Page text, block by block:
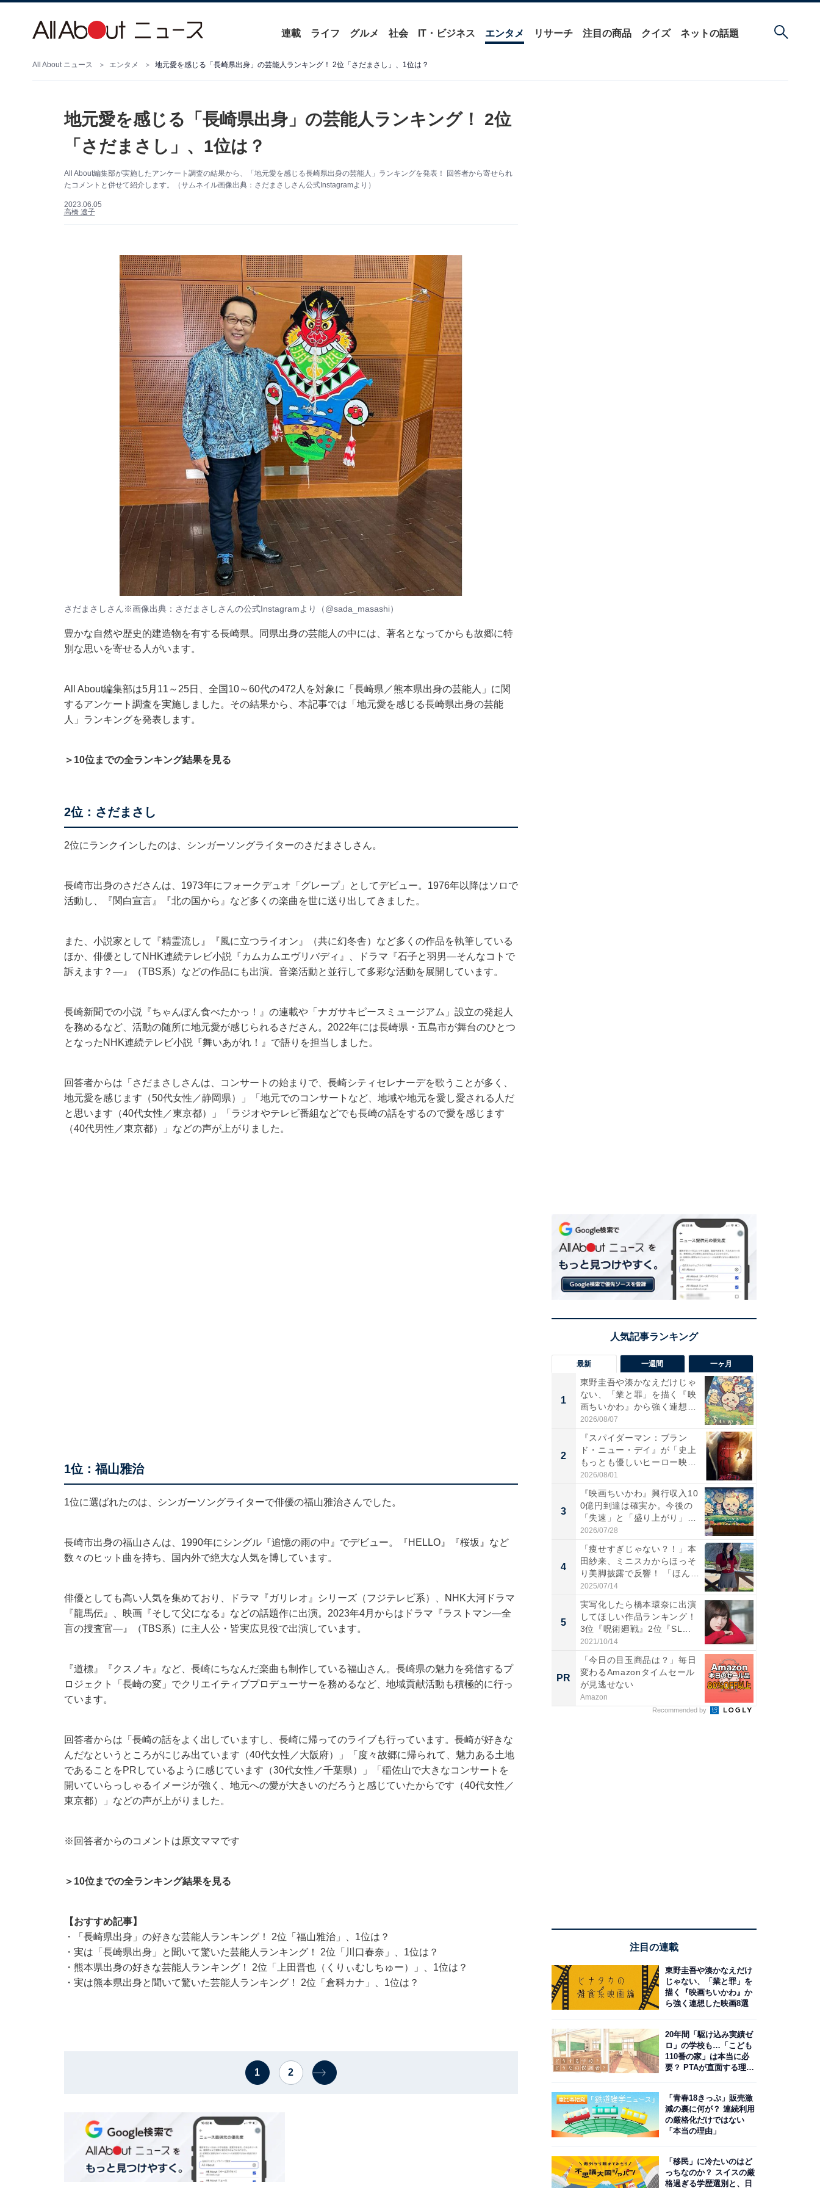
連載 ライフ グルメ 社会 IT・ビジネス エンタメ リサーチ 注目の商品 クイズ ネットの話題
All About ニュース エンタメ 地元愛を感じる「長崎県出身」の芸能人ランキング！ 2位「さだまさし」、1位は？
地元愛を感じる「長崎県出身」の芸能人ランキング！ 2位
「さだまさし」、1位は？
All About編集部が実施したアンケート調査の結果から、「地元愛を感じる長崎県出身の芸能人」ランキングを発表！ 回答者から寄せられ
たコメントと併せて紹介します。（サムネイル画像出典：さだまさしさん公式Instagramより）
2023.06.05
高橋 遼子
さだまさしさん※画像出典：さだまさしさんの公式Instagramより（@sada_masashi）
豊かな自然や歴史的建造物を有する長崎県。同県出身の芸能人の中には、著名となってからも故郷に特
別な思いを寄せる人がいます。
All About編集部は5月11～25日、全国10～60代の472人を対象に「長崎県／熊本県出身の芸能人」に関
するアンケート調査を実施しました。その結果から、本記事では「地元愛を感じる長崎県出身の芸能
人」ランキングを発表します。
＞10位までの全ランキング結果を見る
2位：さだまさし
2位にランクインしたのは、シンガーソングライターのさだまさしさん。
長崎市出身のさださんは、1973年にフォークデュオ「グレープ」としてデビュー。1976年以降はソロで
活動し、『関白宣言』『北の国から』など多くの楽曲を世に送り出してきました。
また、小説家として『精霊流し』『風に立つライオン』（共に幻冬舎）など多くの作品を執筆している
ほか、俳優としてNHK連続テレビ小説『カムカムエヴリバディ』、ドラマ『石子と羽男―そんなコトで
訴えます？―』（TBS系）などの作品にも出演。音楽活動と並行して多彩な活動を展開しています。
長崎新聞での小説『ちゃんぽん食べたかっ！』の連載や「ナガサキピースミュージアム」設立の発起人
を務めるなど、活動の随所に地元愛が感じられるさださん。2022年には長崎県・五島市が舞台のひとつ
となったNHK連続テレビ小説『舞いあがれ！』で語りを担当しました。
回答者からは「さだまさしさんは、コンサートの始まりで、長崎シティセレナーデを歌うことが多く、
地元愛を感じます（50代女性／静岡県）」「地元でのコンサートなど、地域や地元を愛し愛される人だ
と思います（40代女性／東京都）」「ラジオやテレビ番組などでも長崎の話をするので愛を感じます
（40代男性／東京都）」などの声が上がりました。
1位：福山雅治
1位に選ばれたのは、シンガーソングライターで俳優の福山雅治さんでした。
長崎市出身の福山さんは、1990年にシングル『追憶の雨の中』でデビュー。『HELLO』『桜坂』など
数々のヒット曲を持ち、国内外で絶大な人気を博しています。
俳優としても高い人気を集めており、ドラマ『ガリレオ』シリーズ（フジテレビ系）、NHK大河ドラマ
『龍馬伝』、映画『そして父になる』などの話題作に出演。2023年4月からはドラマ『ラストマン―全
盲の捜査官―』（TBS系）に主人公・皆実広見役で出演しています。
『道標』『クスノキ』など、長崎にちなんだ楽曲も制作している福山さん。長崎県の魅力を発信するプ
ロジェクト「長崎の変」でクリエイティブプロデューサーを務めるなど、地域貢献活動も積極的に行っ
ています。
回答者からは「長崎の話をよく出していますし、長崎に帰ってのライブも行っています。長崎が好きな
んだなというところがにじみ出ています（40代女性／大阪府）」「度々故郷に帰られて、魅力ある土地
であることをPRしているように感じています（30代女性／千葉県）」「稲佐山で大きなコンサートを
開いていらっしゃるイメージが強く、地元への愛が大きいのだろうと感じていたからです（40代女性／
東京都）」などの声が上がりました。
※回答者からのコメントは原文ママです
＞10位までの全ランキング結果を見る
【おすすめ記事】
・
「長崎県出身」の好きな芸能人ランキング！ 2位「福山雅治」、1位は？
・ 実は「長崎県出身」と聞いて驚いた芸能人ランキング！ 2位「川口春奈」、1位は？
・ 熊本県出身の好きな芸能人ランキング！ 2位「上田晋也（くりぃむしちゅー）」、1位は？
・ 実は熊本県出身と聞いて驚いた芸能人ランキング！ 2位「倉科カナ」、1位は？
1 2
最新 一週間 一ヶ月
1
東野圭吾や湊かなえだけじゃ
ない、「業と罪」を描く『映
画ちいかわ』から強く連想し
た...
2026/08/07
2
『スパイダーマン：ブラン
ド・ニュー・デイ』が「史上
もっとも優しいヒーロー映
画」に...
2026/08/01
3
『映画ちいかわ』興行収入10
0億円到達は確実か。今後の
「失速」と「盛り上がり」
が...
2026/07/28
4
「痩せすぎじゃない？！」本
田紗来、ミニスカからほっそ
り美脚披露で反響！ 「ほん
と...
2025/07/14
5
実写化したら橋本環奈に出演
してほしい作品ランキング！
3位『呪術廻戦』2位『SL...
2021/10/14
PR
「今日の目玉商品は？」毎日
変わるAmazonタイムセール
が見逃せない
Amazon
Recommended by
注目の連載
東野圭吾や湊かなえだけ
じゃない、「業と罪」を
描く『映画ちいかわ』か
ら強く連想した映画8選
20年間「駆け込み実績ゼ
ロ」の学校も…「こども
110番の家」は本当に必
要？ PTAが直面する理想
「青春18きっぷ」販売激
減の裏に何が？ 連続利用
の厳格化だけではない
「本当の理由」
「移民」に冷たいのはど
っちなのか？ スイスの厳
格過ぎる学歴選別と、日